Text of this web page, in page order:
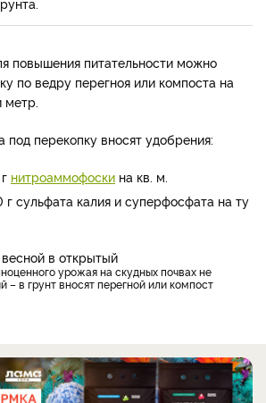
повышения питательности можно
по ведру перегноя или компоста на
метр.
под перекопку вносят удобрения:
нитроаммофоски на кв. м.
г сульфата калия и суперфосфата на ту
– в грунт вносят перегной или компост